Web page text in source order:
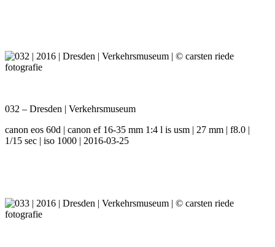
032 – Dresden | Verkehrsmuseum
canon eos 60d | canon ef 16-35 mm 1:4 l is usm | 27 mm | f8.0 |
1/15 sec | iso 1000 | 2016-03-25